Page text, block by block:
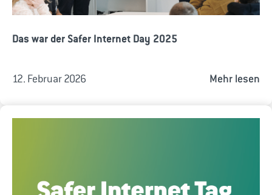
Das war der Safer Internet Day 2025
12. Februar 2026 Mehr lesen